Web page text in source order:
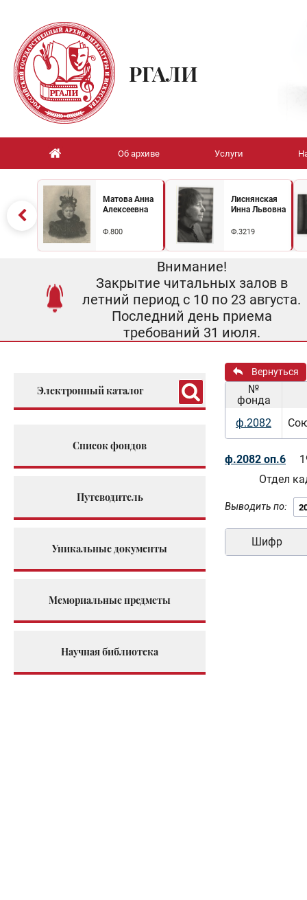
РГАЛИ
Об архиве Услуги
Матова Анна
Алексеевна
Ф.800
Лиснянская
Инна Львовна
Ф.3219
Внимание!
Закрытие читальных залов в
летний период с 10 по 23 августа.
Последний день приема
требований 31 июля.
Электронный каталог
Список фондов
Путеводитель
Уникальные документы
Мемориальные предметы
Научная библиотека
Вернуться
№
фонда
ф.2082
ф.2082 оп.6
Отдел
Выводить по:
Шифр